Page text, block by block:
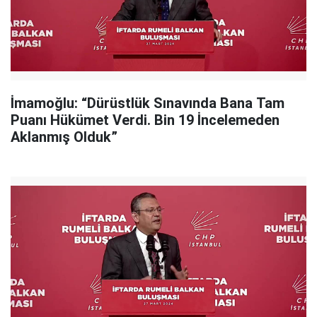
İmamoğlu: “Dürüstlük Sınavında Bana Tam
Puanı Hükümet Verdi. Bin 19 İncelemeden
Aklanmış Olduk”